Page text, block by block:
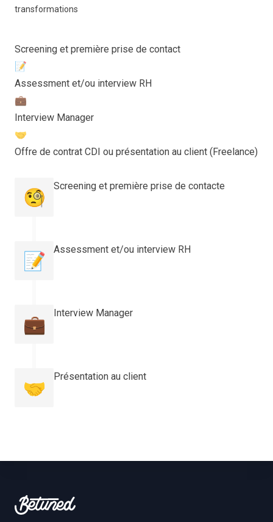
transformations
Screening et première prise de contact
📝
Assessment et/ou interview RH
💼
Interview Manager
🤝
Offre de contrat CDI ou présentation au client (Freelance)
🧐 Screening et première prise de contacte
📝 Assessment et/ou interview RH
💼 Interview Manager
🤝 Présentation au client
Betuned